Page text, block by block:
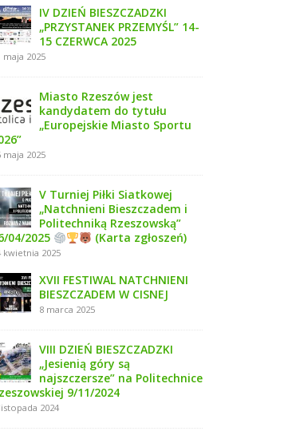
IV DZIEŃ BIESZCZADZKI
„PRZYSTANEK PRZEMYŚL” 14-
15 CZERWCA 2025
maja 2025
Miasto Rzeszów jest
kandydatem do tytułu
„Europejskie Miasto Sportu
maja 2025
V Turniej Piłki Siatkowej
„Natchnieni Bieszczadem i
Politechniką Rzeszowską”
04/2025
(Karta zgłoszeń)
kwietnia 2025
XVII FESTIWAL NATCHNIENI
BIESZCZADEM W CISNEJ
8 marca 2025
VIII DZIEŃ BIESZCZADZKI
„Jesienią góry są
najszczersze” na Politechnice
9/11/2024
2024